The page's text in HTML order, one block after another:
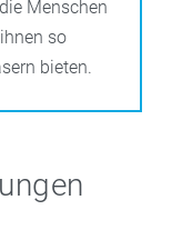
Menschen
so
bieten.